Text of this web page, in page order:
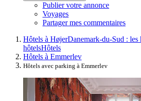
Publier votre annonce
Voyages
Partager mes commentaires
Hôtels à HøjerDanemark-du-Sud : les
hôtelsHôtels
Hôtels à Emmerlev
Hôtels avec parking à Emmerlev